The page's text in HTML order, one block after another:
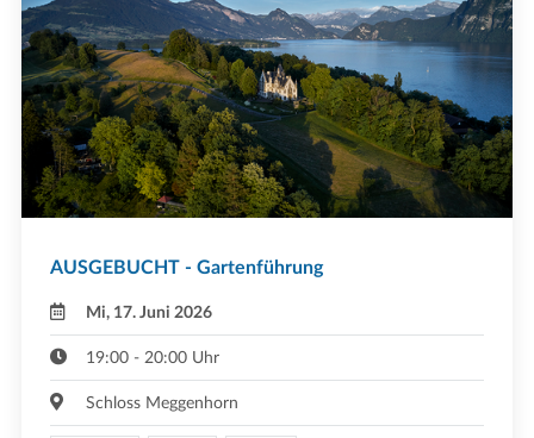
AUSGEBUCHT - Gartenführung
Mi, 17. Juni 2026
19:00 - 20:00 Uhr
Schloss Meggenhorn